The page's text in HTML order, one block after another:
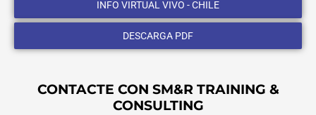
INFO VIRTUAL VIVO - CHILE
DESCARGA PDF
CONTACTE CON SM&R TRAINING &
CONSULTING